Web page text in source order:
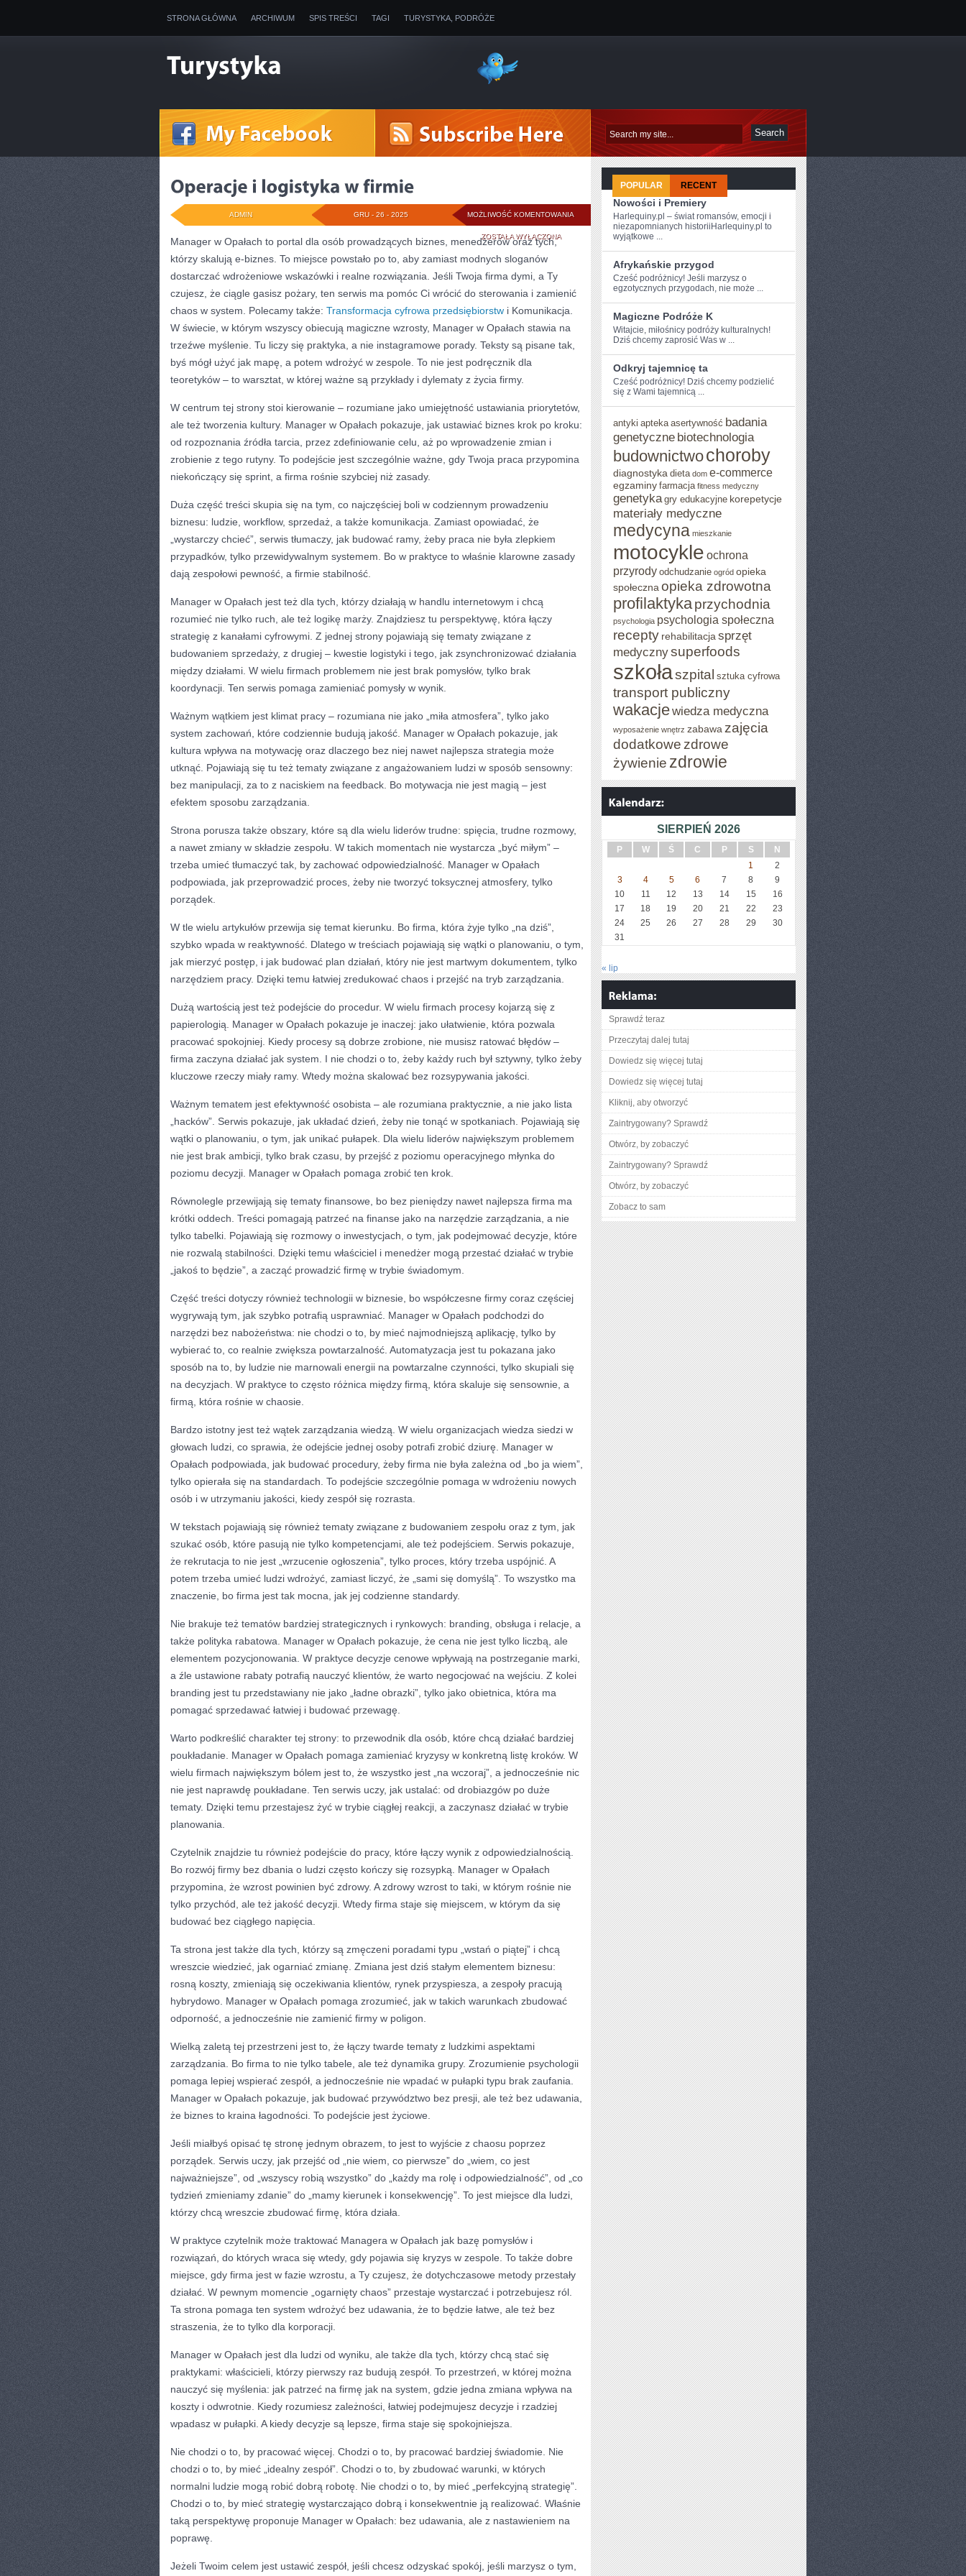
STRONA GŁÓWNA ARCHIWUM SPIS TREŚCI TAGI TURYSTYKA, PODRÓŻE
MOŻLIWOŚĆ KOMENTOWANIA OPERACJE
LOGISTYKA
FIRMIE
ZOSTAŁA WYŁĄCZONA
GRU - 26 - 2025
ADMIN
Manager w Opałach to portal dla osób prowadzących biznes, menedżerów oraz tych,
którzy skalują e-biznes. To miejsce powstało po to, aby zamiast modnych sloganów
dostarczać wdrożeniowe wskazówki i realne rozwiązania. Jeśli Twoja firma dymi, a Ty
czujesz, że ciągle gasisz pożary, ten serwis ma pomóc Ci wrócić do sterowania i zamienić
chaos w system. Polecamy także: Transformacja cyfrowa przedsiębiorstw i Komunikacja.
W świecie, w którym wszyscy obiecują magiczne wzrosty, Manager w Opałach stawia na
trzeźwe myślenie. Tu liczy się praktyka, a nie instagramowe porady. Teksty są pisane tak,
byś mógł użyć jak mapę, a potem wdrożyć w zespole. To nie jest podręcznik dla
teoretyków – to warsztat, w której ważne są przykłady i dylematy z życia firmy.
W centrum tej strony stoi kierowanie – rozumiane jako umiejętność ustawiania priorytetów,
ale też tworzenia kultury. Manager w Opałach pokazuje, jak ustawiać biznes krok po kroku:
od rozpoznania źródła tarcia, przez zdefiniowanie celu, aż po wprowadzenie zmian i
zrobienie z tego rutyny. To podejście jest szczególnie ważne, gdy Twoja praca przypomina
niekończący się sprint, a firma rośnie szybciej niż zasady.
Duża część treści skupia się na tym, co najczęściej boli w codziennym prowadzeniu
biznesu: ludzie, workflow, sprzedaż, a także komunikacja. Zamiast opowiadać, że
„wystarczy chcieć”, serwis tłumaczy, jak budować ramy, żeby praca nie była zlepkiem
przypadków, tylko przewidywalnym systemem. Bo w praktyce to właśnie klarowne zasady
dają zespołowi pewność, a firmie stabilność.
Manager w Opałach jest też dla tych, którzy działają w handlu internetowym i chcą
rozumieć nie tylko ruch, ale też logikę marży. Znajdziesz tu perspektywę, która łączy
strategię z kanałami cyfrowymi. Z jednej strony pojawiają się tematy związane z
budowaniem sprzedaży, z drugiej – kwestie logistyki i tego, jak zsynchronizować działania
między działami. W wielu firmach problemem nie jest brak pomysłów, tylko brak
koordynacji. Ten serwis pomaga zamieniać pomysły w wynik.
Ważnym wątkiem jest klimat pracy – rozumiana nie jako „miła atmosfera”, tylko jako
system zachowań, które codziennie budują jakość. Manager w Opałach pokazuje, jak
kultura wpływa na motywację oraz dlaczego bez niej nawet najlepsza strategia może
utknąć. Pojawiają się tu też tematy związane z angażowaniem ludzi w sposób sensowny:
bez manipulacji, za to z naciskiem na feedback. Bo motywacja nie jest magią – jest
efektem sposobu zarządzania.
Strona porusza także obszary, które są dla wielu liderów trudne: spięcia, trudne rozmowy,
a nawet zmiany w składzie zespołu. W takich momentach nie wystarcza „być miłym” –
trzeba umieć tłumaczyć tak, by zachować odpowiedzialność. Manager w Opałach
podpowiada, jak przeprowadzić proces, żeby nie tworzyć toksycznej atmosfery, tylko
porządek.
W tle wielu artykułów przewija się temat kierunku. Bo firma, która żyje tylko „na dziś”,
szybko wpada w reaktywność. Dlatego w treściach pojawiają się wątki o planowaniu, o tym,
jak mierzyć postęp, i jak budować plan działań, który nie jest martwym dokumentem, tylko
narzędziem pracy. Dzięki temu łatwiej zredukować chaos i przejść na tryb zarządzania.
Dużą wartością jest też podejście do procedur. W wielu firmach procesy kojarzą się z
papierologią. Manager w Opałach pokazuje je inaczej: jako ułatwienie, która pozwala
pracować spokojniej. Kiedy procesy są dobrze zrobione, nie musisz ratować błędów –
firma zaczyna działać jak system. I nie chodzi o to, żeby każdy ruch był sztywny, tylko żeby
kluczowe rzeczy miały ramy. Wtedy można skalować bez rozsypywania jakości.
Ważnym tematem jest efektywność osobista – ale rozumiana praktycznie, a nie jako lista
„hacków”. Serwis pokazuje, jak układać dzień, żeby nie tonąć w spotkaniach. Pojawiają się
wątki o planowaniu, o tym, jak unikać pułapek. Dla wielu liderów największym problemem
nie jest brak ambicji, tylko brak czasu, by przejść z poziomu operacyjnego młynka do
poziomu decyzji. Manager w Opałach pomaga zrobić ten krok.
Równolegle przewijają się tematy finansowe, bo bez pieniędzy nawet najlepsza firma ma
krótki oddech. Treści pomagają patrzeć na finanse jako na narzędzie zarządzania, a nie
tylko tabelki. Pojawiają się rozmowy o inwestycjach, o tym, jak podejmować decyzje, które
nie rozwalą stabilności. Dzięki temu właściciel i menedżer mogą przestać działać w trybie
„jakoś to będzie”, a zacząć prowadzić firmę w trybie świadomym.
Część treści dotyczy również technologii w biznesie, bo współczesne firmy coraz częściej
wygrywają tym, jak szybko potrafią usprawniać. Manager w Opałach podchodzi do
narzędzi bez nabożeństwa: nie chodzi o to, by mieć najmodniejszą aplikację, tylko by
wybierać to, co realnie zwiększa powtarzalność. Automatyzacja jest tu pokazana jako
sposób na to, by ludzie nie marnowali energii na powtarzalne czynności, tylko skupiali się
na decyzjach. W praktyce to często różnica między firmą, która skaluje się sensownie, a
firmą, która rośnie w chaosie.
Bardzo istotny jest też wątek zarządzania wiedzą. W wielu organizacjach wiedza siedzi w
głowach ludzi, co sprawia, że odejście jednej osoby potrafi zrobić dziurę. Manager w
Opałach podpowiada, jak budować procedury, żeby firma nie była zależna od „bo ja wiem”,
tylko opierała się na standardach. To podejście szczególnie pomaga w wdrożeniu nowych
osób i w utrzymaniu jakości, kiedy zespół się rozrasta.
W tekstach pojawiają się również tematy związane z budowaniem zespołu oraz z tym, jak
szukać osób, które pasują nie tylko kompetencjami, ale też podejściem. Serwis pokazuje,
że rekrutacja to nie jest „wrzucenie ogłoszenia”, tylko proces, który trzeba uspójnić. A
potem trzeba umieć ludzi wdrożyć, zamiast liczyć, że „sami się domyślą”. To wszystko ma
znaczenie, bo firma jest tak mocna, jak jej codzienne standardy.
Nie brakuje też tematów bardziej strategicznych i rynkowych: branding, obsługa i relacje, a
także polityka rabatowa. Manager w Opałach pokazuje, że cena nie jest tylko liczbą, ale
elementem pozycjonowania. W praktyce decyzje cenowe wpływają na postrzeganie marki,
a źle ustawione rabaty potrafią nauczyć klientów, że warto negocjować na wejściu. Z kolei
branding jest tu przedstawiany nie jako „ładne obrazki”, tylko jako obietnica, która ma
pomagać sprzedawać łatwiej i budować przewagę.
Warto podkreślić charakter tej strony: to przewodnik dla osób, które chcą działać bardziej
poukładanie. Manager w Opałach pomaga zamieniać kryzysy w konkretną listę kroków. W
wielu firmach największym bólem jest to, że wszystko jest „na wczoraj”, a jednocześnie nic
nie jest naprawdę poukładane. Ten serwis uczy, jak ustalać: od drobiazgów po duże
tematy. Dzięki temu przestajesz żyć w trybie ciągłej reakcji, a zaczynasz działać w trybie
planowania.
Czytelnik znajdzie tu również podejście do pracy, które łączy wynik z odpowiedzialnością.
Bo rozwój firmy bez dbania o ludzi często kończy się rozsypką. Manager w Opałach
przypomina, że wzrost powinien być zdrowy. A zdrowy wzrost to taki, w którym rośnie nie
tylko przychód, ale też jakość decyzji. Wtedy firma staje się miejscem, w którym da się
budować bez ciągłego napięcia.
Ta strona jest także dla tych, którzy są zmęczeni poradami typu „wstań o piątej” i chcą
wreszcie wiedzieć, jak ogarniać zmianę. Zmiana jest dziś stałym elementem biznesu:
rosną koszty, zmieniają się oczekiwania klientów, rynek przyspiesza, a zespoły pracują
hybrydowo. Manager w Opałach pomaga zrozumieć, jak w takich warunkach zbudować
odporność, a jednocześnie nie zamienić firmy w poligon.
Wielką zaletą tej przestrzeni jest to, że łączy twarde tematy z ludzkimi aspektami
zarządzania. Bo firma to nie tylko tabele, ale też dynamika grupy. Zrozumienie psychologii
pomaga lepiej wspierać zespół, a jednocześnie nie wpadać w pułapki typu brak zaufania.
Manager w Opałach pokazuje, jak budować przywództwo bez presji, ale też bez udawania,
że biznes to kraina łagodności. To podejście jest życiowe.
Jeśli miałbyś opisać tę stronę jednym obrazem, to jest to wyjście z chaosu poprzez
porządek. Serwis uczy, jak przejść od „nie wiem, co pierwsze” do „wiem, co jest
najważniejsze”, od „wszyscy robią wszystko” do „każdy ma rolę i odpowiedzialność”, od „co
tydzień zmieniamy zdanie” do „mamy kierunek i konsekwencję”. To jest miejsce dla ludzi,
którzy chcą wreszcie zbudować firmę, która działa.
W praktyce czytelnik może traktować Managera w Opałach jak bazę pomysłów i
rozwiązań, do których wraca się wtedy, gdy pojawia się kryzys w zespole. To także dobre
miejsce, gdy firma jest w fazie wzrostu, a Ty czujesz, że dotychczasowe metody przestały
działać. W pewnym momencie „ogarnięty chaos” przestaje wystarczać i potrzebujesz ról.
Ta strona pomaga ten system wdrożyć bez udawania, że to będzie łatwe, ale też bez
straszenia, że to tylko dla korporacji.
Manager w Opałach jest dla ludzi od wyniku, ale także dla tych, którzy chcą stać się
praktykami: właścicieli, którzy pierwszy raz budują zespół. To przestrzeń, w której można
nauczyć się myślenia: jak patrzeć na firmę jak na system, gdzie jedna zmiana wpływa na
koszty i odwrotnie. Kiedy rozumiesz zależności, łatwiej podejmujesz decyzje i rzadziej
wpadasz w pułapki. A kiedy decyzje są lepsze, firma staje się spokojniejsza.
Nie chodzi o to, by pracować więcej. Chodzi o to, by pracować bardziej świadomie. Nie
chodzi o to, by mieć „idealny zespół”. Chodzi o to, by zbudować warunki, w których
normalni ludzie mogą robić dobrą robotę. Nie chodzi o to, by mieć „perfekcyjną strategię”.
Chodzi o to, by mieć strategię wystarczająco dobrą i konsekwentnie ją realizować. Właśnie
taką perspektywę proponuje Manager w Opałach: bez udawania, ale z nastawieniem na
poprawę.
Jeżeli Twoim celem jest ustawić zespół, jeśli chcesz odzyskać spokój, jeśli marzysz o tym,
POPULAR RECENT
Nowości i Premiery
Harlequiny.pl – świat romansów, emocji i
niezapomnianych historiiHarlequiny.pl to
wyjątkowe ...
Afrykańskie przygod
Cześć podróżnicy!⁤ Jeśli marzysz o ​
egzotycznych przygodach, nie może ...
Magiczne Podróże K
Witajcie, miłośnicy podróży kulturalnych!‌
Dziś​ chcemy zaprosić Was w ...
Odkryj tajemnicę ta
Cześć podróżnicy! Dziś chcemy podzielić
się z Wami tajemnicą ...
antyki apteka asertywność badania
genetyczne biotechnologia
budownictwochoroby
diagnostyka dieta dom e-commerce
egzaminy farmacja fitness medyczny
genetyka gry edukacyjne korepetycje
materiały medyczne
medycyna mieszkanie
motocykle ochrona
przyrody odchudzanie ogród opieka
społeczna opieka zdrowotna
profilaktykaprzychodnia
psychologia psychologia społeczna
recepty rehabilitacja sprzęt
medycznysuperfoods
szkołaszpital sztuka cyfrowa
transport publiczny
wakacjewiedza medyczna
wyposażenie wnętrz zabawa zajęcia
dodatkowe zdrowe
żywienie zdrowie
SIERPIEŃ 2026
P W Ś C P S
N
1
2
3
4 5 6 7 8
9
10
11 12 13 14 15
16
17
18 19 20 21 22
23
24
25 26 27 28 29
30
31
« lip
Sprawdź teraz
Przeczytaj dalej tutaj
Dowiedz się więcej tutaj
Dowiedz się więcej tutaj
Kliknij, aby otworzyć
Zaintrygowany? Sprawdź
Otwórz, by zobaczyć
Zaintrygowany? Sprawdź
Otwórz, by zobaczyć
Zobacz to sam